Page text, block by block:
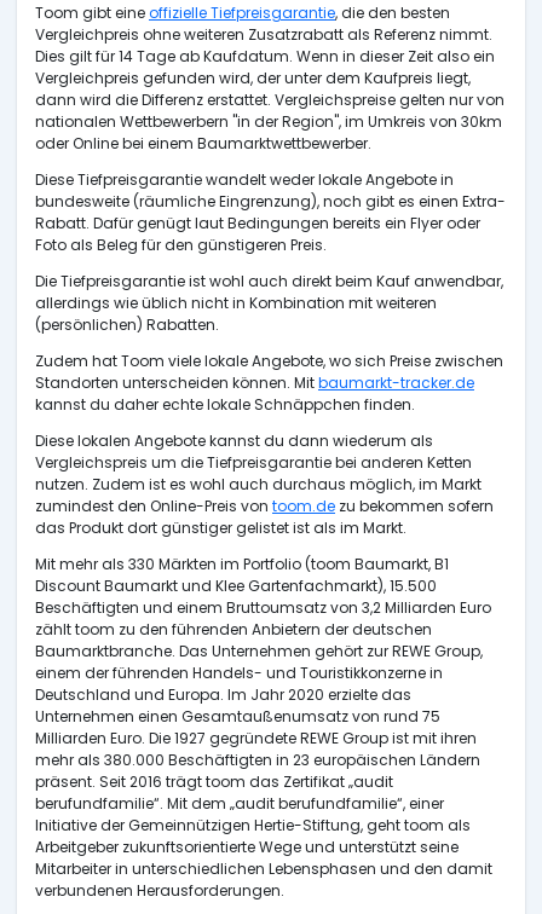
Toom gibt eineoffizielle Tiefpreisgarantie, die den besten
Vergleichpreis ohne weiteren Zusatzrabatt als Referenz nimmt.
Dies gilt für 14 Tage ab Kaufdatum. Wenn in dieser Zeit also ein
Vergleichpreis gefunden wird, der unter dem Kaufpreis liegt,
dann wird die Differenz erstattet. Vergleichspreise gelten nur von
nationalen Wettbewerbern "in der Region", im Umkreis von 30km
oder Online bei einem Baumarktwettbewerber.
Diese Tiefpreisgarantie wandelt weder lokale Angebote in
bundesweite (räumliche Eingrenzung), noch gibt es einen Extra-
Rabatt. Dafür genügt laut Bedingungen bereits ein Flyer oder
Foto als Beleg für den günstigeren Preis.
Die Tiefpreisgarantie ist wohl auch direkt beim Kauf anwendbar,
allerdings wie üblich nicht in Kombination mit weiteren
(persönlichen) Rabatten.
Zudem hat Toom viele lokale Angebote, wo sich Preise zwischen
Standorten unterscheiden können. Mitbaumarkt-tracker.de
kannst du daher echte lokale Schnäppchen finden.
Diese lokalen Angebote kannst du dann wiederum als
Vergleichspreis um die Tiefpreisgarantie bei anderen Ketten
nutzen. Zudem ist es wohl auch durchaus möglich, im Markt
zumindest den Online-Preis von toom.de zu bekommen sofern
das Produkt dort günstiger gelistet ist als im Markt.
Mit mehr als 330 Märkten im Portfolio (toom Baumarkt, B1
Discount Baumarkt und Klee Gartenfachmarkt), 15.500
Beschäftigten und einem Bruttoumsatz von 3,2 Milliarden Euro
zählt toom zu den führenden Anbietern der deutschen
Baumarktbranche. Das Unternehmen gehört zur REWE Group,
einem der führenden Handels- und Touristikkonzerne in
Deutschland und Europa. Im Jahr 2020 erzielte das
Unternehmen einen Gesamtaußenumsatz von rund 75
Milliarden Euro. Die 1927 gegründete REWE Group ist mit ihren
mehr als 380.000 Beschäftigten in 23 europäischen Ländern
präsent. Seit 2016 trägt toom das Zertifikat „audit
berufundfamilie“. Mit dem „audit berufundfamilie“, einer
Initiative der Gemeinnützigen Hertie-Stiftung, geht toom als
Arbeitgeber zukunftsorientierte Wege und unterstützt seine
Mitarbeiter in unterschiedlichen Lebensphasen und den damit
verbundenen Herausforderungen.